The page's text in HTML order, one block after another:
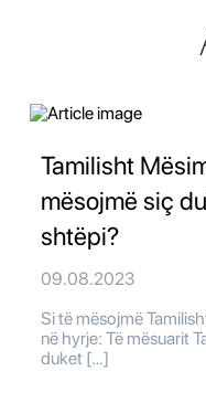
Tamilisht
mësojmë siç
shtëpi?
09.08.2023
Si të mësojmë
në hyrje: Të mësuarit
duket […]